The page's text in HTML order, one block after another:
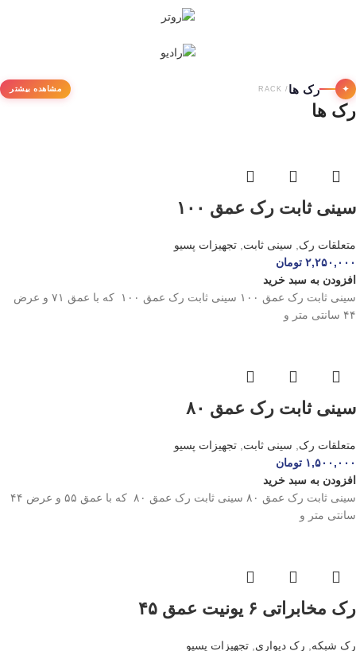
✦ رک ها / RACK مشاهده بیشتر
رک ها
سینی ثابت رک عمق ۱۰۰
متعلقات رک, سینی ثابت, تجهیزات پسیو
۲,۲۵۰,۰۰۰ تومان
افزودن به سبد خرید
سینی ثابت رک عمق ۱۰۰ سینی ثابت رک عمق ۱۰۰ که با عمق ۷۱ و عرض
۴۴ سانتی متر و
سینی ثابت رک عمق ۸۰
متعلقات رک, سینی ثابت, تجهیزات پسیو
۱,۵۰۰,۰۰۰ تومان
افزودن به سبد خرید
سینی ثابت رک عمق ۸۰ سینی ثابت رک عمق ۸۰ که با عمق ۵۵ و عرض ۴۴
سانتی متر و
رک مخابراتی ۶ یونیت عمق ۴۵
رک شبکه, رک دیواری, تجهیزات پسیو